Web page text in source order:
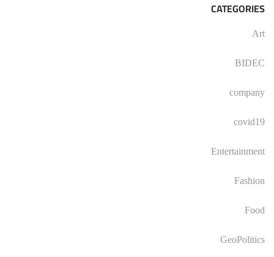
CATEGORIES
Art
BIDEC
company
covid19
Entertainment
Fashion
Food
GeoPolitics